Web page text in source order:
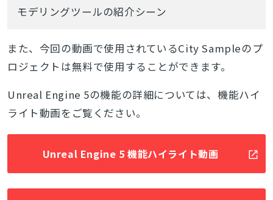
モデリングツールの紹介シーン
また、今回の動画で使用されているCity Sampleのプ
ロジェクトは無料で使用することができます。
Unreal Engine 5の機能の詳細については、機能ハイ
ライト動画をご覧ください。
Unreal Engine 5 機能ハイライト動画